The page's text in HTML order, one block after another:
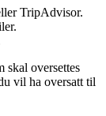
TripAdvisor.
skal oversettes
vil ha oversatt til